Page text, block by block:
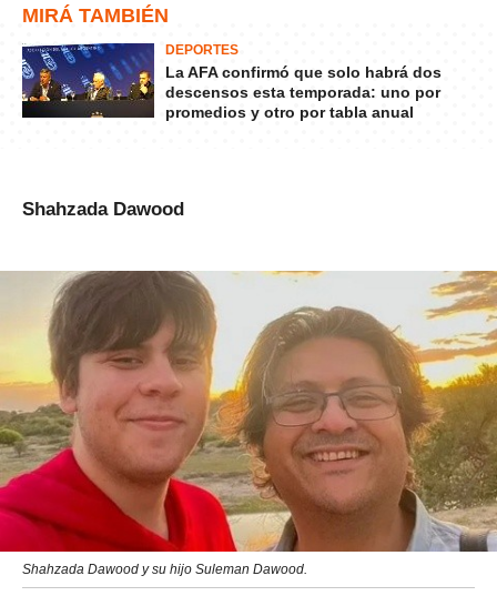
MIRÁ TAMBIÉN
DEPORTES
La AFA confirmó que solo habrá dos
descensos esta temporada: uno por
promedios y otro por tabla anual
Shahzada Dawood
Shahzada Dawood y su hijo Suleman Dawood.